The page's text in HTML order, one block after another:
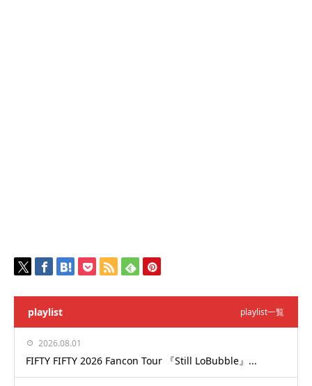
playlist playlist一覧
2026.08.01
FIFTY FIFTY 2026 Fancon Tour 『Still LoBubble』...